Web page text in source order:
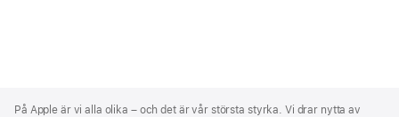
Footer
På Apple är vi alla olika – och det är vår största styrka. Vi drar nytta av